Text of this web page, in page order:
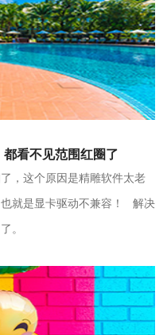
看不见范围红圈了
，这个原因是精雕软件太老
就是显卡驱动不兼容！ 解决
。